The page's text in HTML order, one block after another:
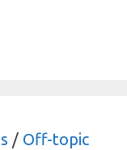
/ Off-topic